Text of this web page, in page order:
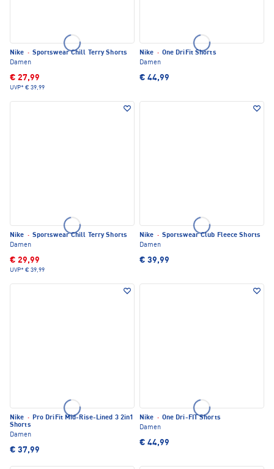
Nike · Sportswear Chill Terry Shorts
Damen
€ 27,99
UVP* € 39,99
Nike · One DriFit Shorts
Damen
€ 44,99
Nike · Sportswear Chill Terry Shorts
Damen
€ 29,99
UVP* € 39,99
Nike · Sportswear Club Fleece Shorts
Damen
€ 39,99
Nike · Pro DriFit Mid-Rise-Lined 3 2in1
Shorts
Damen
€ 37,99
Nike · One Dri-FIT Shorts
Damen
€ 44,99